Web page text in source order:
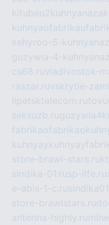
xehyroo-5-
guzywia-4-
cs68.ruvladivostok-
raszar.ruvskrytie-
lipetsktelecom.ru
seksuzb.ru
store-brawl-stars.ru
sindika-01.rusp-life.ru
e-abis-1-c.ru
store-brawlstars.ru
antenna-highly.ru